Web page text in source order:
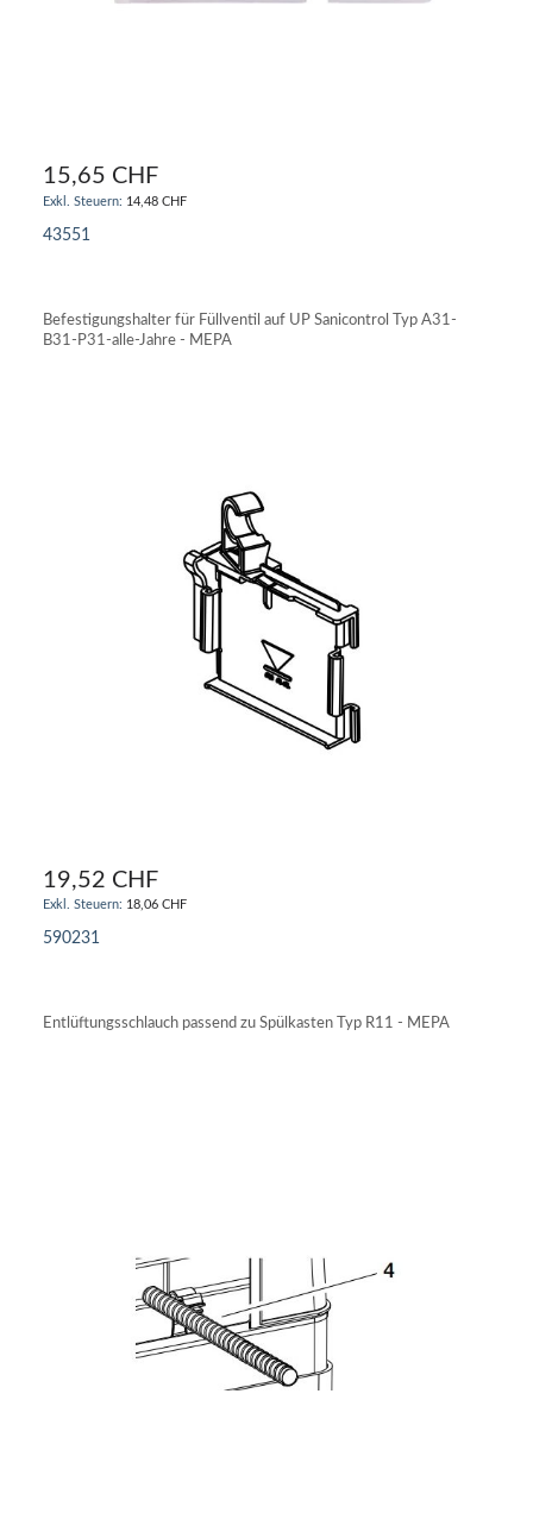
15,65 CHF
14,48 CHF
43551
Befestigungshalter für Füllventil auf UP Sanicontrol Typ A31-
B31-P31-alle-Jahre - MEPA
19,52 CHF
18,06 CHF
590231
Entlüftungsschlauch passend zu Spülkasten Typ R11 - MEPA